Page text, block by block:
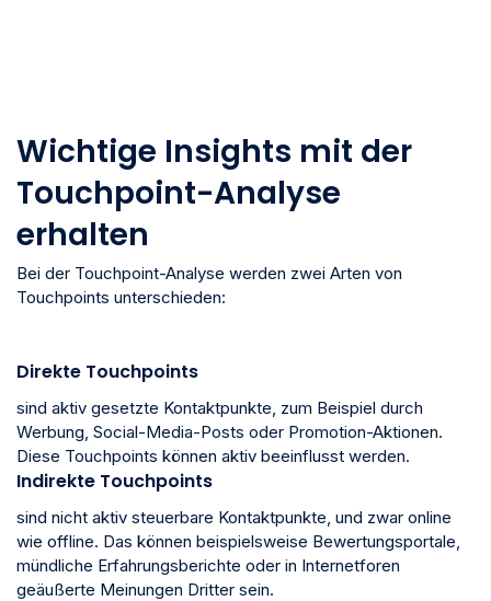
Wichtige Insights mit der
Touchpoint-Analyse
erhalten
Bei der Touchpoint-Analyse werden zwei Arten von
Touchpoints unterschieden:
Direkte Touchpoints
sind aktiv gesetzte Kontaktpunkte, zum Beispiel durch
Werbung, Social-Media-Posts oder Promotion-Aktionen.
Diese Touchpoints können aktiv beeinflusst werden.
Indirekte Touchpoints
sind nicht aktiv steuerbare Kontaktpunkte, und zwar online
wie offline. Das können beispielsweise Bewertungsportale,
mündliche Erfahrungsberichte oder in Internetforen
geäußerte Meinungen Dritter sein.